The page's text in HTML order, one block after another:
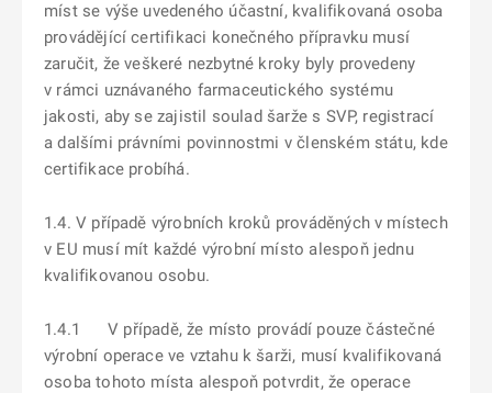
míst se výše uvedeného účastní, kvalifikovaná osoba
provádějící certifikaci konečného přípravku musí
zaručit, že veškeré nezbytné kroky byly provedeny
v rámci uznávaného farmaceutického systému
jakosti, aby se zajistil soulad šarže s SVP, registrací
a dalšími právními povinnostmi v členském státu, kde
certifikace probíhá.
1.4. V případě výrobních kroků prováděných v místech
v EU musí mít každé výrobní místo alespoň jednu
kvalifikovanou osobu.
1.4.1 V případě, že místo provádí pouze částečné
výrobní operace ve vztahu k šarži, musí kvalifikovaná
osoba tohoto místa alespoň potvrdit, že operace